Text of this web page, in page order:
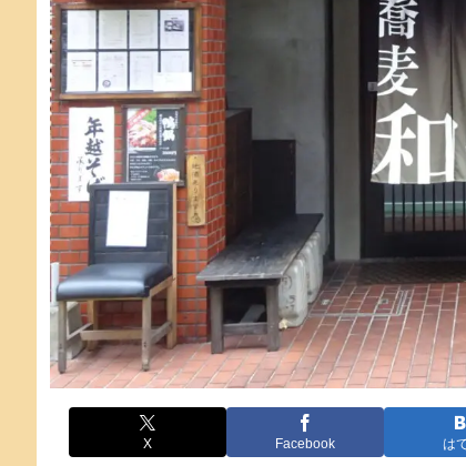
X Facebook は